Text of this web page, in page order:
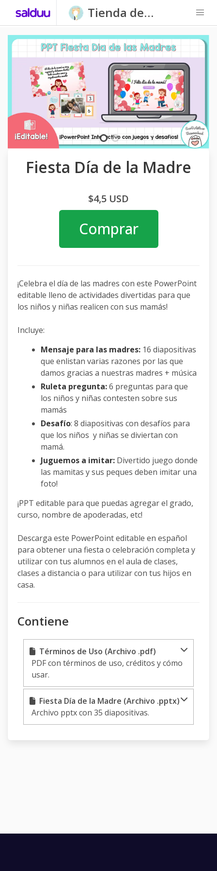
Tienda de
Carpatitas
Homeschool
Fiesta Día de la Madre
$4,5 USD
Comprar
¡Celebra el día de las madres con este PowerPoint
editable lleno de actividades divertidas para que
los niños y niñas realicen con sus mamás!
Incluye:
Mensaje para las madres: 16 diapositivas
que enlistan varias razones por las que
damos gracias a nuestras madres + música
Ruleta pregunta:6 preguntas para que
los niños y niñas contesten sobre sus
mamás
Desafío: 8 diapositivas con desafíos para
que los niños y niñas se diviertan con
mamá.
Juguemos a imitar: Divertido juego donde
las mamitas y sus peques deben imitar una
foto!
¡PPT editable para que puedas agregar el grado,
curso, nombre de apoderadas, etc!
Descarga este PowerPoint editable en español
para obtener una fiesta o celebración completa y
utilizar con tus alumnos en el aula de clases,
clases a distancia o para utilizar con tus hijos en
casa.
Contiene
Términos de Uso (Archivo .pdf)
PDF con términos de uso, créditos y cómo
usar.
Fiesta Día de la Madre (Archivo .pptx)
Archivo pptx con 35 diapositivas.